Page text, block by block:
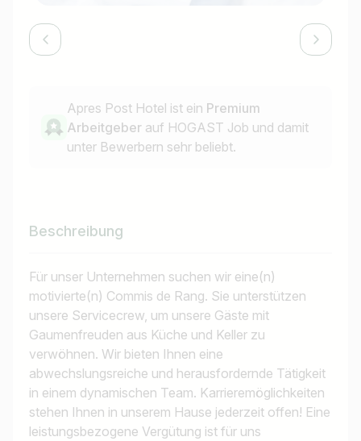
Apres Post Hotel ist ein Premium
Arbeitgeber auf HOGAST Job und damit
unter Bewerbern sehr beliebt.
Beschreibung
Für unser Unternehmen suchen wir eine(n)
motivierte(n) Commis de Rang. Sie unterstützen
unsere Servicecrew, um unsere Gäste mit
Gaumenfreuden aus Küche und Keller zu
verwöhnen. Wir bieten Ihnen eine
abwechslungsreiche und herausfordernde Tätigkeit
in einem dynamischen Team. Karrieremöglichkeiten
stehen Ihnen in unserem Hause jederzeit offen! Eine
leistungsbezogene Vergütung ist für uns